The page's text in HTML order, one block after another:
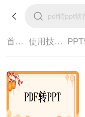
首页> 使用技巧>